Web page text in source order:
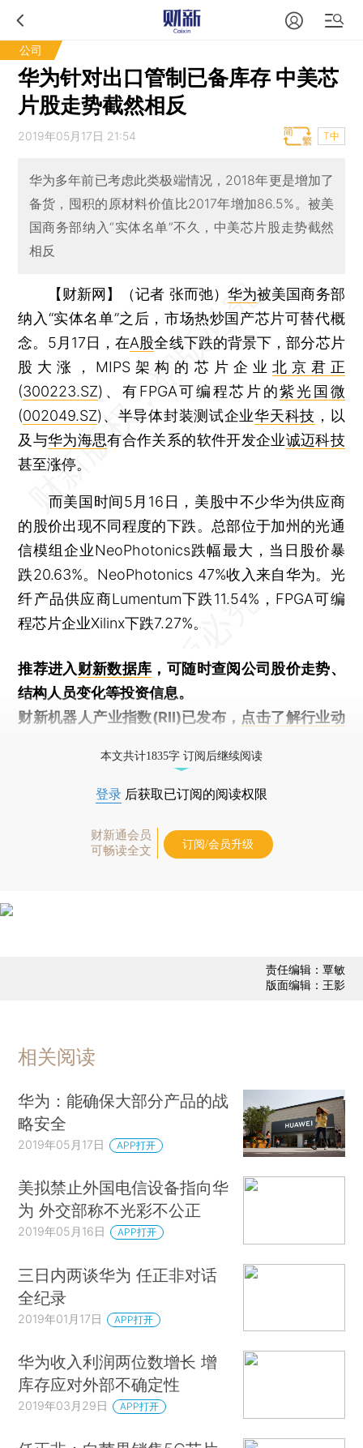
公司
华为针对出口管制已备库存 中美芯
片股走势截然相反
2019年05月17日 21:54 T中
华为多年前已考虑此类极端情况，2018年更是增加了
备货，囤积的原材料价值比2017年增加86.5%。被美
国商务部纳入“实体名单”不久，中美芯片股走势截然
相反
【财新网】（记者 张而弛） 华为被美国商务部
纳入“实体名单”之后，市场热炒国产芯片可替代概
念。5月17日，在A股全线下跌的背景下，部分芯片
股大涨，MIPS架构的芯片企业 北京君正
(300223.SZ)、有FPGA可编程芯片的紫光国微
(002049.SZ)、半导体封装测试企业华天科技 ，以
及与华为海思有合作关系的软件开发企业诚迈科技
甚至涨停。
而美国时间5月16日，美股中不少华为供应商
的股价出现不同程度的下跌。总部位于加州的光通
信模组企业NeoPhotonics跌幅最大，当日股价暴
跌20.63%。NeoPhotonics 47%收入来自华为。光
纤产品供应商Lumentum下跌11.54%，FPGA可编
程芯片企业Xilinx下跌7.27%。
推荐进入财新数据库 ，可随时查阅公司股价走势、
结构人员变化等投资信息。
财新机器人产业指数(RII)已发布， 点击了解行业动
本文共计1835字 订阅后继续阅读
登录 后获取已订阅的阅读权限
财新通会员
可畅读全文
订阅/会员升级
责任编辑：覃敏
版面编辑：王影
相关阅读
华为：能确保大部分产品的战
略安全
2019年05月17日 APP打开
美拟禁止外国电信设备指向华
为 外交部称不光彩不公正
2019年05月16日 APP打开
三日内两谈华为 任正非对话
全纪录
2019年01月17日 APP打开
华为收入利润两位数增长 增
库存应对外部不确定性
2019年03月29日 APP打开